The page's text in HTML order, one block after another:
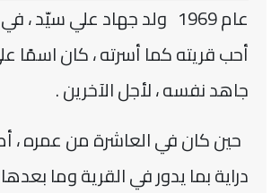
عام 1969 ولد جهاد علي سيّد
أحب قريته كما أسرته ، كان
جاهد نفسه ، لأجل الآخرين .
حين كان في العاشرة من عمره ،
دراية بما يدور في القرية وما